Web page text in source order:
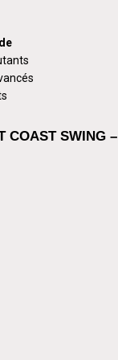
COAST SWING –